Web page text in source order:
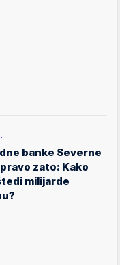
banke Severne
zato: Kako
milijarde